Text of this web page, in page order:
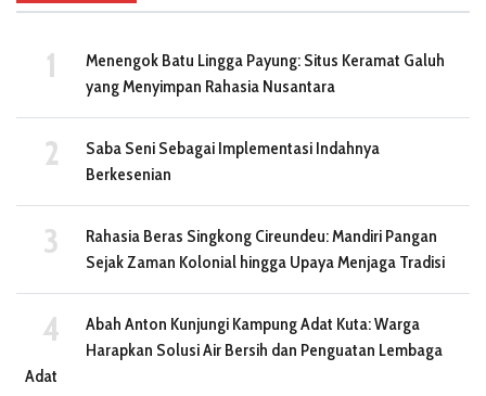
Menengok Batu Lingga Payung: Situs Keramat Galuh
yang Menyimpan Rahasia Nusantara
Saba Seni Sebagai Implementasi Indahnya
Berkesenian
Rahasia Beras Singkong Cireundeu: Mandiri Pangan
Sejak Zaman Kolonial hingga Upaya Menjaga Tradisi
Abah Anton Kunjungi Kampung Adat Kuta: Warga
Harapkan Solusi Air Bersih dan Penguatan Lembaga
Adat